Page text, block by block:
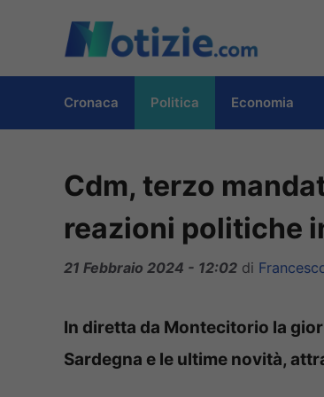
contenuto
Cronaca Politica Economia
Cdm, terzo
reazioni politiche
21 Febbraio 2024 - 12:02 di
In diretta da Montecitorio la
Sardegna e le ultime novità,